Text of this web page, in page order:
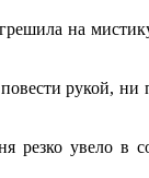
на
рукой, ни
резко увело в